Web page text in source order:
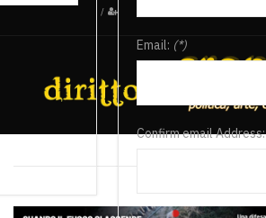
/
Email: (*)
Confirm email Address: